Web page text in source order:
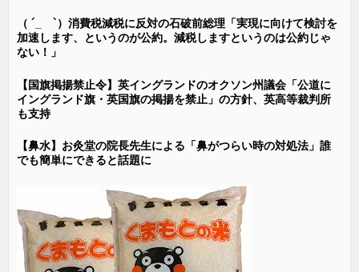
（ ´_ゝ`）消費税減税に反対の石破前総理「実現に向けて検討を
加速します、というのが公約。減税しますというのは公約じゃ
ない！」
【国旗掲揚禁止令】英イングランドのオクソン州議会「公道に
イングランド旗・英国旗の掲揚を禁止」の方針、英高等裁判所
も支持
【鼻水】お灸堂の院長先生による「鼻がつらい時の対処法」誰
でも簡単にできると話題に